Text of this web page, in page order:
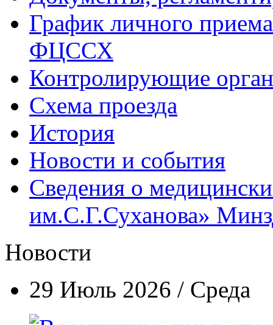
График личного
ФЦССХ
Контролирующие
Схема проезда
История
Новости и события
Сведения о
им.С.Г.Суханова»
Новости
29 Июль 2026 / Среда